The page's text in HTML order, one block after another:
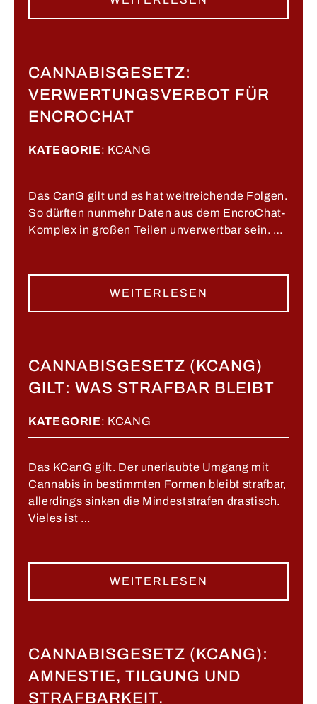
CANNABISGESETZ:
VERWERTUNGSVERBOT FÜR
ENCROCHAT
KATEGORIE: KCANG
Das CanG gilt und es hat weitreichende Folgen.
So dürften nunmehr Daten aus dem EncroChat-
Komplex in großen Teilen unverwertbar sein. …
WEITERLESEN
CANNABISGESETZ (KCANG)
GILT: WAS STRAFBAR BLEIBT
KATEGORIE: KCANG
Das KCanG gilt. Der unerlaubte Umgang mit
Cannabis in bestimmten Formen bleibt strafbar,
allerdings sinken die Mindeststrafen drastisch.
Vieles ist …
WEITERLESEN
CANNABISGESETZ (KCANG):
AMNESTIE, TILGUNG UND
STRAFBARKEIT.